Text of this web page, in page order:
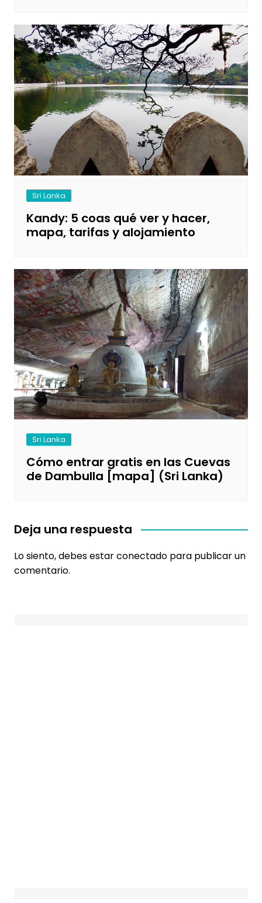
Sri Lanka
Kandy: 5 coas qué ver y hacer,
mapa, tarifas y alojamiento
Sri Lanka
Cómo entrar gratis en las Cuevas
de Dambulla [mapa] (Sri Lanka)
Deja una respuesta
Lo siento, debes estarconectadopara publicar un
comentario.